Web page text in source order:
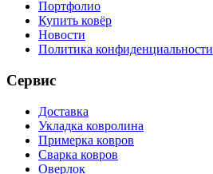
Портфолио
Купить ковёр
Новости
Политика конфиденциальности
Сервис
Доставка
Укладка ковролина
Примерка ковров
Сварка ковров
Оверлок